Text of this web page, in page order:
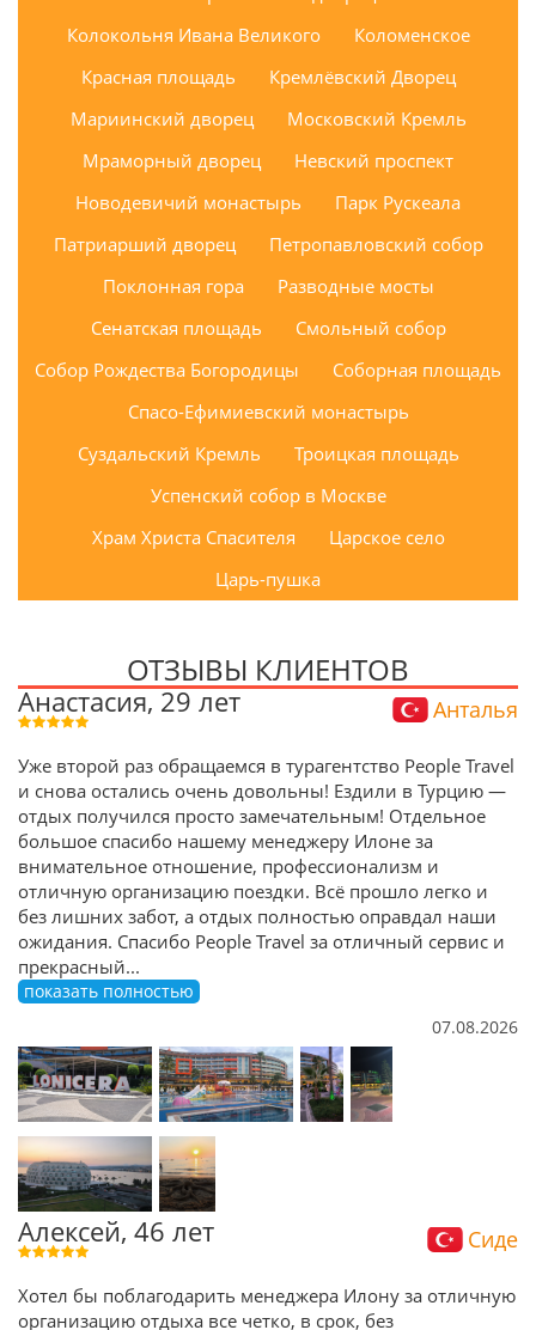
Колокольня Ивана Великого
Коломенское
Красная площадь
Кремлёвский Дворец
Мариинский дворец
Московский Кремль
Мраморный дворец
Невский проспект
Новодевичий монастырь
Парк Рускеала
Патриарший дворец
Петропавловский собор
Поклонная гора
Разводные мосты
Сенатская площадь
Смольный собор
Собор Рождества Богородицы
Соборная площадь
Спасо-Ефимиевский монастырь
Суздальский Кремль
Троицкая площадь
Успенский собор в Москве
Храм Христа Спасителя
Царское село
Царь-пушка
ОТЗЫВЫ КЛИЕНТОВ
Анастасия, 29 лет Анталья
Уже второй раз обращаемся в турагентство People Travel
и снова остались очень довольны! Ездили в Турцию —
отдых получился просто замечательным! Отдельное
большое спасибо нашему менеджеру Илоне за
внимательное отношение, профессионализм и
отличную организацию поездки. Всё прошло легко и
без лишних забот, а отдых полностью оправдал наши
ожидания. Спасибо People Travel за отличный сервис и
прекрасный...
показать полностью
07.08.2026
Алексей, 46 лет Сиде
Хотел бы поблагодарить менеджера Илону за отличную
организацию отдыха все четко, в срок, без